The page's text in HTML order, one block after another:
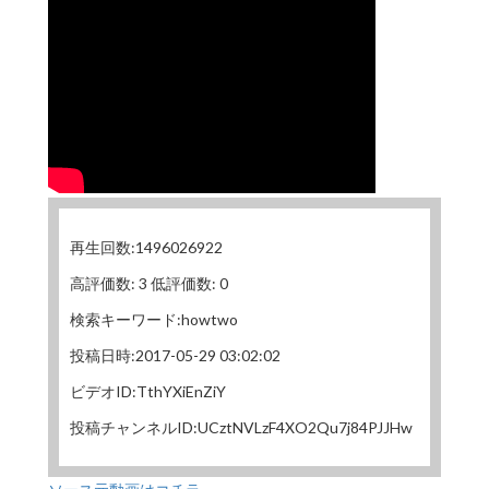
再生回数:1496026922
高評価数: 3 低評価数: 0
検索キーワード:howtwo
投稿日時:2017-05-29 03:02:02
ビデオID:TthYXiEnZiY
投稿チャンネルID:UCztNVLzF4XO2Qu7j84PJJHw